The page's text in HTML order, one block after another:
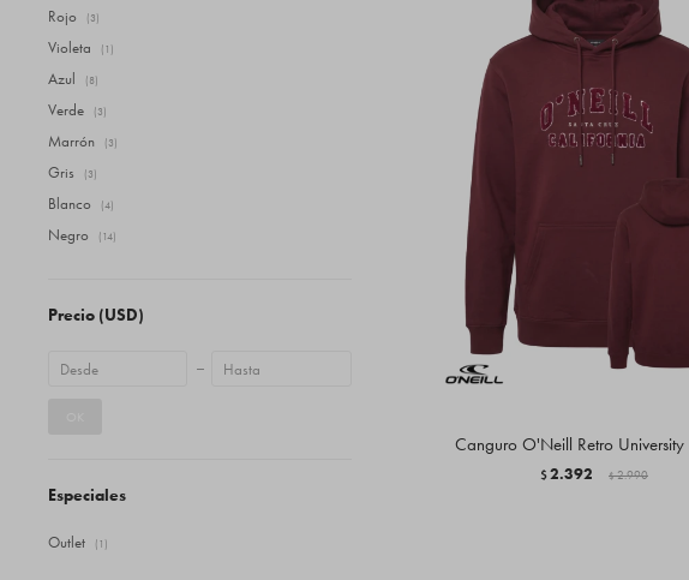
Canguro O'Neill Retro University
$2.392 $ 2.990
Precio (USD)
Especiales
Outlet (1)
Rojo (3)
Violeta (1)
Azul (8)
Verde (3)
Marrón (3)
Gris (3)
Blanco (4)
Negro (14)